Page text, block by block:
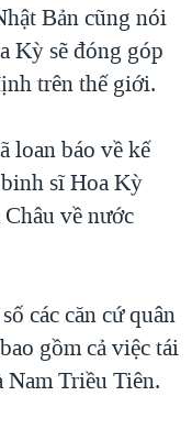
THẮNG CUỘC'
NAM
HẢI SÂM
NÔNG THÔN MỸ
Bản cũng nói
Kỳ sẽ đóng góp
trên thế giới.
loan báo về kế
sĩ Hoa Kỳ
về nước
các căn cứ quân
gồm cả việc tái
Triều Tiên.